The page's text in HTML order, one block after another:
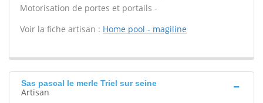
Motorisation de portes et portails -
Voir la fiche artisan : Home pool - magiline
Sas pascal le merle Triel sur seine
Artisan